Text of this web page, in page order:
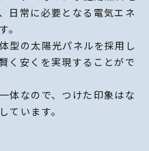
日常に必要となる電気エネ
。
型の太陽光パネルを採用し
く安くを実現することがで
体なので、つけた印象はな
ています。